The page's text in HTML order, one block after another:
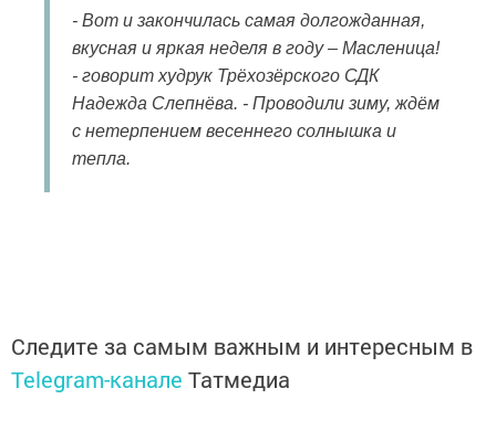
- Вот и закончилась самая долгожданная,
вкусная и яркая неделя в году – Масленица!
- говорит худрук Трёхозёрского СДК
Надежда Слепнёва. - Проводили зиму, ждём
с нетерпением весеннего солнышка и
тепла.
Следите за самым важным и интересным в
Telegram-канале Татмедиа